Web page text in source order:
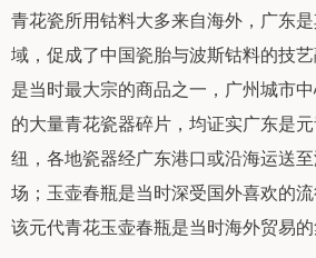
青花瓷所用钴料大多来自海外，广东
域，促成了中国瓷胎与波斯钴料的技
是当时最大宗的商品之一，广州城市
的大量青花瓷器碎片，均证实广东是
纽，各地瓷器经广东港口或沿海运送
场；玉壶春瓶是当时深受国外喜欢的
该元代青花玉壶春瓶是当时海外贸易的